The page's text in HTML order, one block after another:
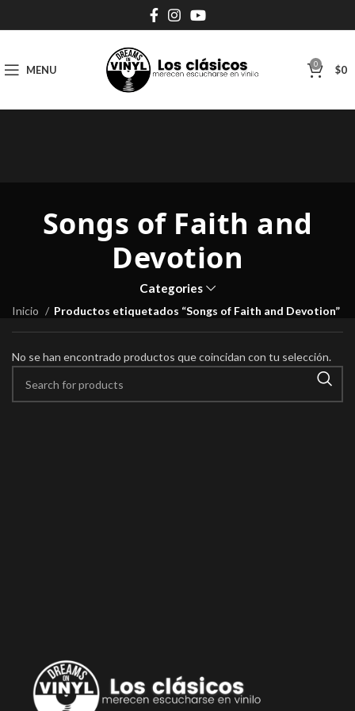
MENU 0 $0
Songs of Faith and
Devotion
Categories
Inicio Productos etiquetados “Songs of Faith and Devotion”
No se han encontrado productos que coincidan con tu selección.